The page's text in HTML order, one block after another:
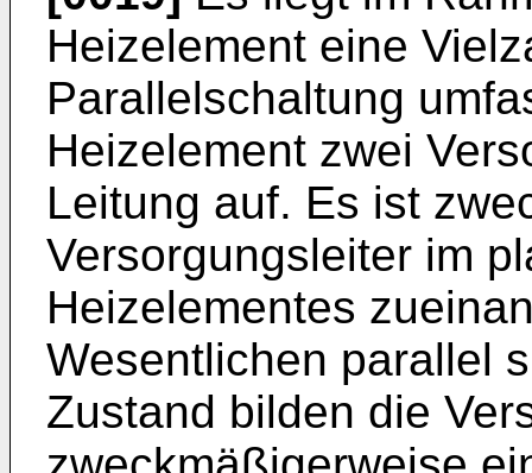
Heizelement eine
Parallelschaltung
Heizelement zwei
Leitung auf. Es ist
Versorgungsleiter im
Heizelementes
Wesentlichen parallel
Zustand bilden die